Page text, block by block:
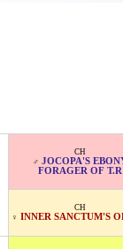
CH
♂ JOCOPA'S
FORAGER OF T.R
CH
♀ INNER SANCTUM'S